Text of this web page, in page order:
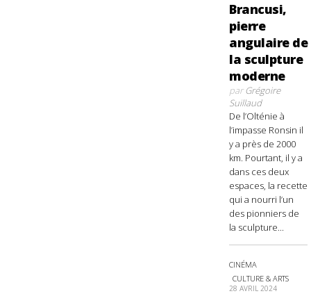
Brancusi,
pierre
angulaire de
la sculpture
moderne
parGrégoire
Suillaud
De l’Olténie à
l’impasse Ronsin il
y a près de 2000
km. Pourtant, il y a
dans ces deux
espaces, la recette
qui a nourri l’un
des pionniers de
la sculpture...
CINÉMA
CULTURE & ARTS
28 AVRIL 2024